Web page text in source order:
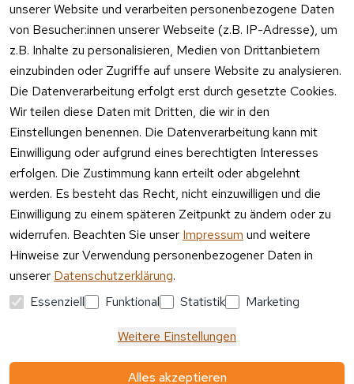
unserer Website und verarbeiten personenbezogene Daten
von Besucher:innen unserer Webseite (z.B. IP-Adresse), um
z.B. Inhalte zu personalisieren, Medien von Drittanbietern
einzubinden oder Zugriffe auf unsere Website zu analysieren.
Die Datenverarbeitung erfolgt erst durch gesetzte Cookies.
Wir teilen diese Daten mit Dritten, die wir in den
Einstellungen benennen. Die Datenverarbeitung kann mit
Einwilligung oder aufgrund eines berechtigten Interesses
erfolgen. Die Zustimmung kann erteilt oder abgelehnt
werden. Es besteht das Recht, nicht einzuwilligen und die
Einwilligung zu einem späteren Zeitpunkt zu ändern oder zu
widerrufen. Beachten Sie unser Impressum und weitere
Hinweise zur Verwendung personenbezogener Daten in
unserer Datenschutzerklärung.
Essenziell
Funktional Statistik Marketing
Weitere Einstellungen
Alles akzeptieren
Verpacku
ngshinwei
se
Altgeräte
-
Entsorgu
ng
Vertrag
widerrufen
Telefon
Kundenservic
e:
Mo – Fr 11:00
– 15:00 Uhr
Versa
ndpa
rtner